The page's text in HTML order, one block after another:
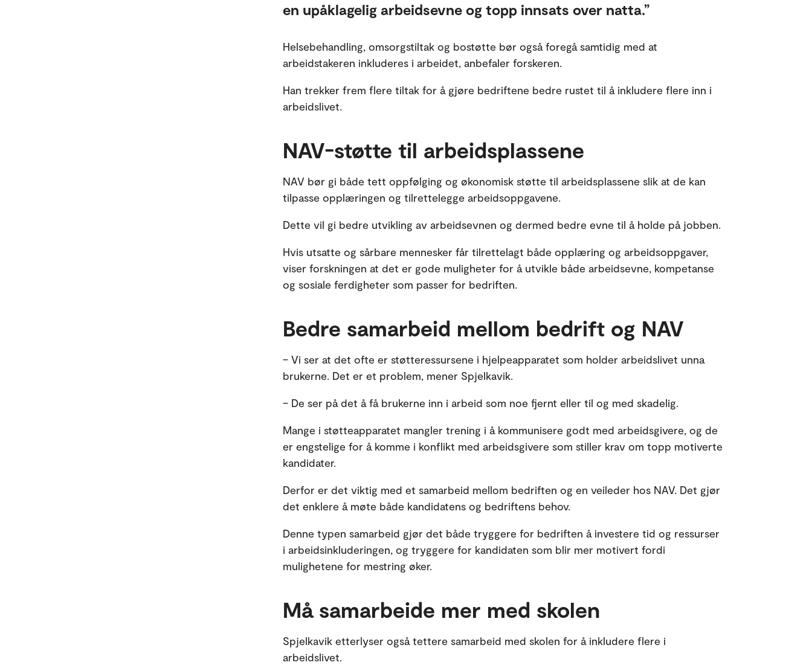
en upåklagelig arbeidsevne og topp innsats over natta.
Helsebehandling, omsorgstiltak og bostøtte bør også foregå samtidig med at
arbeidstakeren inkluderes i arbeidet, anbefaler forskeren.
Han trekker frem flere tiltak for å gjøre bedriftene bedre rustet til å inkludere flere inn i
arbeidslivet.
NAV-støtte til arbeidsplassene
NAV bør gi både tett oppfølging og økonomisk støtte til arbeidsplassene slik at de kan
tilpasse opplæringen og tilrettelegge arbeidsoppgavene.
Dette vil gi bedre utvikling av arbeidsevnen og dermed bedre evne til å holde på jobben.
Hvis utsatte og sårbare mennesker får tilrettelagt både opplæring og arbeidsoppgaver,
viser forskningen at det er gode muligheter for å utvikle både arbeidsevne, kompetanse
og sosiale ferdigheter som passer for bedriften.
Bedre samarbeid mellom bedrift og NAV
– Vi ser at det ofte er støtteressursene i hjelpeapparatet som holder arbeidslivet unna
brukerne. Det er et problem, mener Spjelkavik.
– De ser på det å få brukerne inn i arbeid som noe fjernt eller til og med skadelig.
Mange i støtteapparatet mangler trening i å kommunisere godt med arbeidsgivere, og de
er engstelige for å komme i konflikt med arbeidsgivere som stiller krav om topp motiverte
kandidater.
Derfor er det viktig med et samarbeid mellom bedriften og en veileder hos NAV. Det gjør
det enklere å møte både kandidatens og bedriftens behov.
Denne typen samarbeid gjør det både tryggere for bedriften å investere tid og ressurser
i arbeidsinkluderingen, og tryggere for kandidaten som blir mer motivert fordi
mulighetene for mestring øker.
Må samarbeide mer med skolen
Spjelkavik etterlyser også tettere samarbeid med skolen for å inkludere flere i
arbeidslivet.